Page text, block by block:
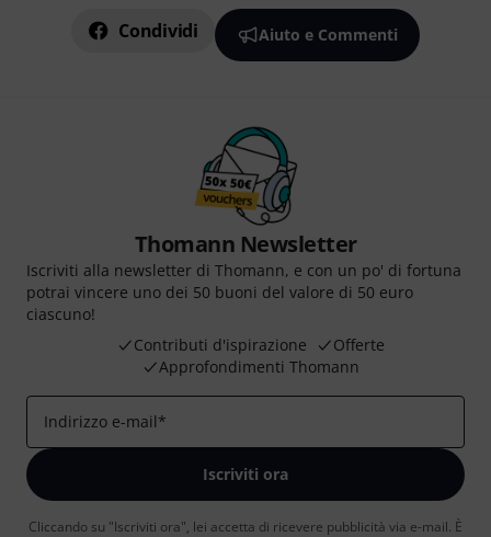
Condividi Aiuto e Commenti
Thomann Newsletter
Iscriviti alla newsletter di Thomann, e con un po' di fortuna
potrai vincere uno dei 50 buoni del valore di 50 euro
ciascuno!
Contributi d'ispirazione
Offerte
Approfondimenti Thomann
Indirizzo e-mail*
Iscriviti ora
Cliccando su "Iscriviti ora", lei accetta di ricevere pubblicità via e-mail. È